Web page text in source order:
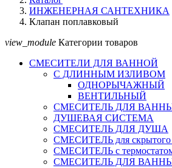
ИНЖЕНЕРНАЯ САНТЕХНИКА
Клапан поплавковый
view_module Категории товаров
СМЕСИТЕЛИ ДЛЯ ВАННОЙ
С ДЛИННЫМ ИЗЛИВОМ
ОДНОРЫЧАЖНЫЙ
ВЕНТИЛЬНЫЙ
СМЕСИТЕЛЬ ДЛЯ
ДУШЕВАЯ СИСТЕМА
СМЕСИТЕЛЬ ДЛЯ ДУША
СМЕСИТЕЛЬ для скрытого
СМЕСИТЕЛЬ с
СМЕСИТЕЛЬ ДЛЯ ВАННЫ